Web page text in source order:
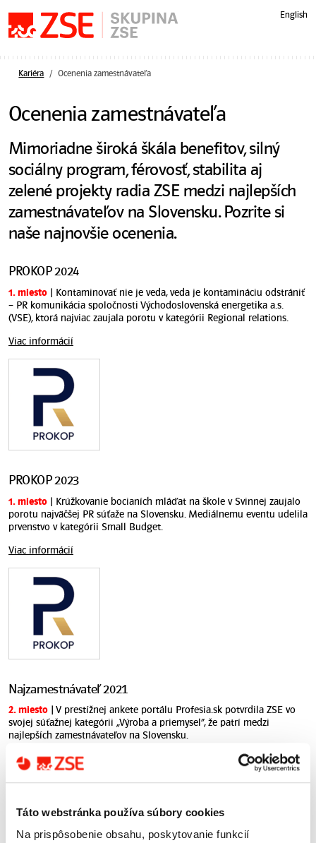
Táto webstránka používa súbory cookies
Na prispôsobenie obsahu, poskytovanie funkcií
English
Kariéra Ocenenia zamestnávateľa
Ocenenia zamestnávateľa
Mimoriadne široká škála benefitov, silný
sociálny program, férovosť, stabilita aj
zelené projekty radia ZSE medzi najlepších
zamestnávateľov na Slovensku. Pozrite si
naše najnovšie ocenenia.
PROKOP 2024
1. miesto | Kontaminovať nie je veda, veda je kontamináciu odstrániť
– PR komunikácia spoločnosti Východoslovenská energetika a.s.
(VSE), ktorá najviac zaujala porotu v kategórii Regional relations.
Viac informácií
PROKOP 2023
1. miesto | Krúžkovanie bocianích mláďat na škole v Svinnej zaujalo
porotu najväčšej PR súťaže na Slovensku. Mediálnemu eventu udelila
prvenstvo v kategórii Small Budget.
Viac informácií
Najzamestnávateľ 2021
2. miesto | V prestížnej ankete portálu Profesia.sk potvrdila ZSE vo
svojej súťažnej kategórii „Výroba a priemysel“, že patrí medzi
najlepších zamestnávateľov na Slovensku.
Viac informácií